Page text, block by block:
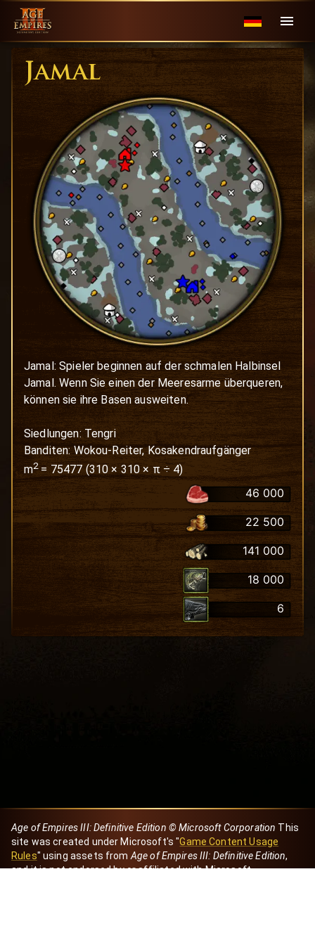
Jamal
Jamal: Spieler beginnen auf der schmalen Halbinsel
Jamal. Wenn Sie einen der Meeresarme überqueren,
können sie ihre Basen ausweiten.
Siedlungen: Tengri
Banditen: Wokou-Reiter, Kosakendraufgänger
m2=75477 (310 × 310 × π ÷ 4)
46 000
22 500
141 000
18 000
6
Age of Empires III: Definitive Edition © Microsoft Corporation This
site was created under Microsoft's "Game Content Usage
Rules" using assets from Age of Empires III: Definitive Edition,
and it is not endorsed by or affiliated with Microsoft.